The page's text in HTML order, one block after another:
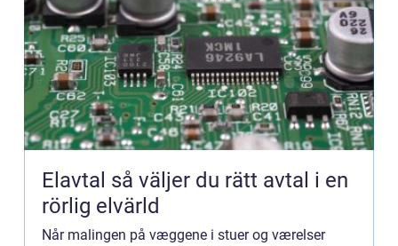
Elavtal så väljer du rätt avtal i en
rörlig elvärld
Når malingen på væggene i stuer og værelser